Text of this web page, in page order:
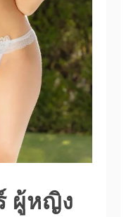
ผู้หญิง